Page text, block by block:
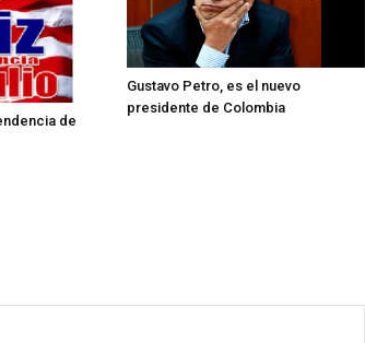
de
Gustavo Petro, es el nuevo
presidente de Colombia